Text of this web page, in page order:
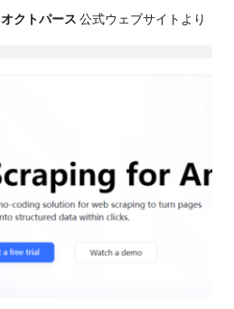
オクトパース 公式ウェブサイトより